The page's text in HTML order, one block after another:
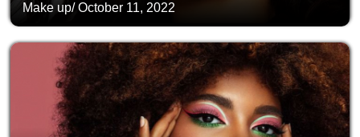
Make up/October 11, 2022